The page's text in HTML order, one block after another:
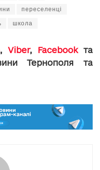
переселенці
школа
, Viber, Facebookта
Тернополя та